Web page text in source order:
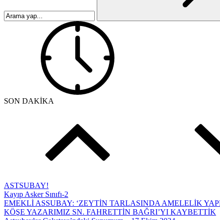
SON DAKİKA
ASTSUBAY!
Kayıp Asker Sınıfı-2
EMEKLİ ASSUBAY: ‘ZEYTİN TARLASINDA AMELELİK
KÖŞE YAZARIMIZ SN. FAHRETTİN BAĞRI’YI KAYBETTİK